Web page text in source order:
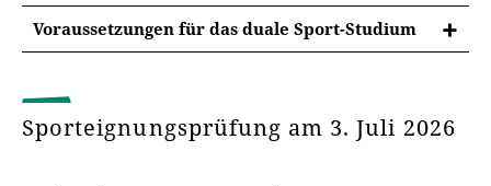
Grundlagenmodul SP 03 (12 LP/ECTS)
Grundlagenmodul SP 04 (12 LP/ECTS)
Aufbaumodul SP 06 (9 LP/ECTS)
Voraussetzungen für das duale Sport-Studium
Sporteignungsprüfung am 3. Juli 2026